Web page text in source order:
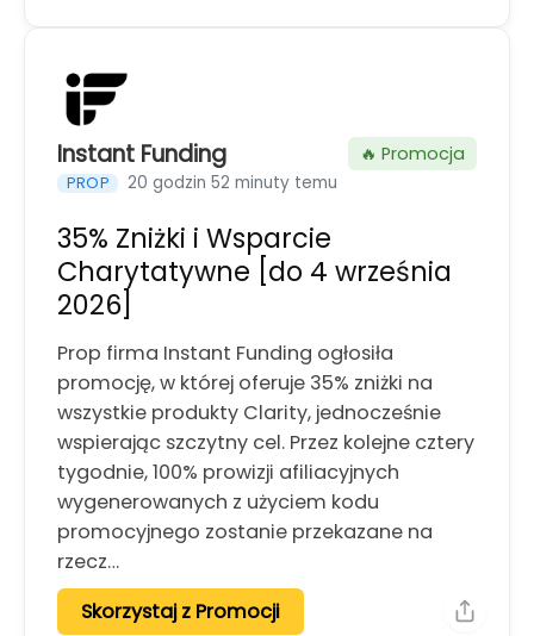
Instant Funding
PROP 20 godzin 52 minuty temu
🔥 Promocja
35% Zniżki i Wsparcie
Charytatywne [do 4 września
2026]
Prop firma Instant Funding ogłosiła
promocję, w której oferuje 35% zniżki na
wszystkie produkty Clarity, jednocześnie
wspierając szczytny cel. Przez kolejne cztery
tygodnie, 100% prowizji afiliacyjnych
wygenerowanych z użyciem kodu
promocyjnego zostanie przekazane na
rzecz…
Skorzystaj z Promocji